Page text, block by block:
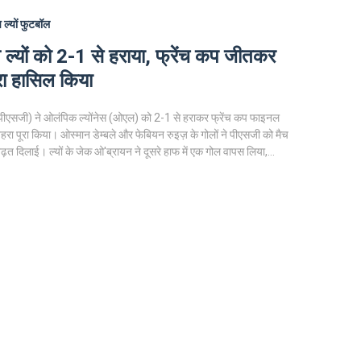
ल्योंफुटबॉल
ल्यों को 2-1 से हराया, फ्रेंच कप जीतकर
हासिल किया
ने ओलंपिक ल्योंनेस (ओएल) को 2-1 से हराकर फ्रेंच कप फाइनल
पूरा किया। ओस्मान डेम्बले और फेबियन रुइज़ के गोलों ने पीएसजी को मैच
दिलाई। ल्यों के जेक ओ'ब्रायन ने दूसरे हाफ में एक गोल वापस लिया,
जीत है।